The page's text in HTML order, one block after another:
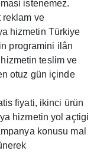
istenemez.
reklam ve
hizmetin Türkiye
programini ilân
teslim ve
otuz gün içinde
fiyati, ikinci ürün
hizmetin yol açtigi
konusu mal